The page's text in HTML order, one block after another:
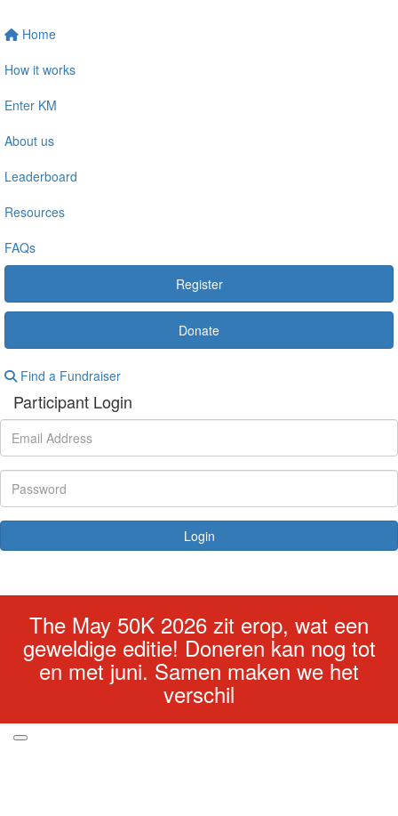
Home
How it works
Enter KM
About us
Leaderboard
Resources
FAQs
Register
Donate
Find a Fundraiser
Participant Login
Login
The May 50K 2026 zit erop, wat een
geweldige editie! Doneren kan nog tot
en met juni. Samen maken we het
verschil